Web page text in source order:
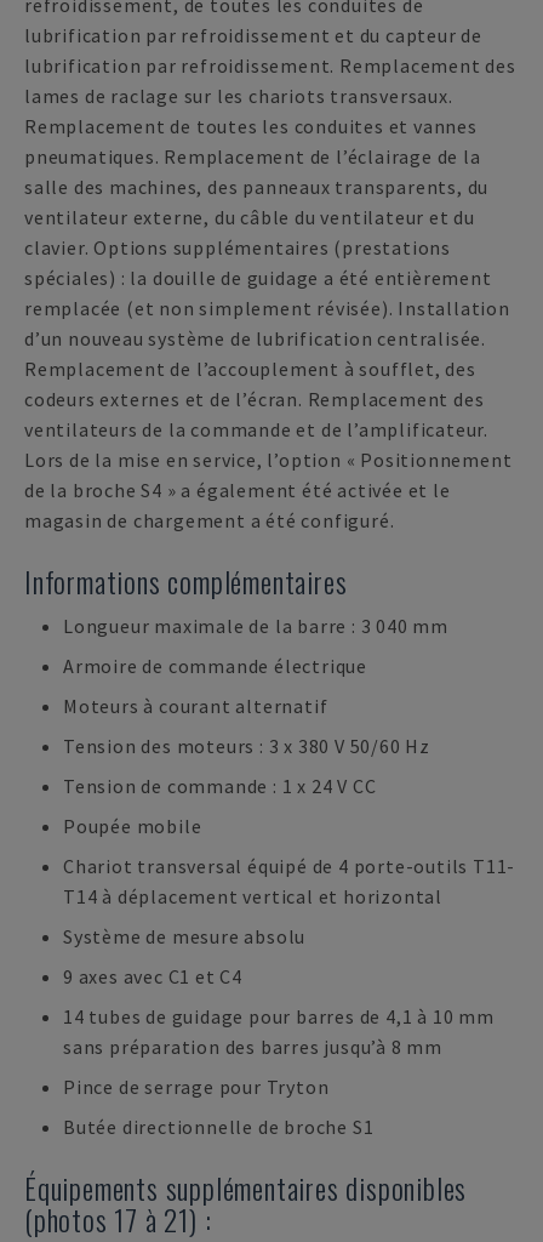
refroidissement, de toutes les conduites de
lubrification par refroidissement et du capteur de
lubrification par refroidissement. Remplacement des
lames de raclage sur les chariots transversaux.
Remplacement de toutes les conduites et vannes
pneumatiques. Remplacement de l’éclairage de la
salle des machines, des panneaux transparents, du
ventilateur externe, du câble du ventilateur et du
clavier. Options supplémentaires (prestations
spéciales) : la douille de guidage a été entièrement
remplacée (et non simplement révisée). Installation
d’un nouveau système de lubrification centralisée.
Remplacement de l’accouplement à soufflet, des
codeurs externes et de l’écran. Remplacement des
ventilateurs de la commande et de l’amplificateur.
Lors de la mise en service, l’option « Positionnement
de la broche S4 » a également été activée et le
magasin de chargement a été configuré.
Informations complémentaires
Longueur maximale de la barre : 3 040 mm
Armoire de commande électrique
Moteurs à courant alternatif
Tension des moteurs : 3 x 380 V 50/60 Hz
Tension de commande : 1 x 24 V CC
Poupée mobile
Chariot transversal équipé de 4 porte-outils T11-
T14 à déplacement vertical et horizontal
Système de mesure absolu
9 axes avec C1 et C4
14 tubes de guidage pour barres de 4,1 à 10 mm
sans préparation des barres jusqu’à 8 mm
Pince de serrage pour Tryton
Butée directionnelle de broche S1
Équipements supplémentaires disponibles
(photos 17 à 21) :